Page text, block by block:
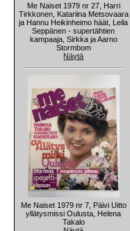
Me Naiset 1979 nr 27, Harri
Tirkkonen, Katariina Metsovaara
ja Hannu Heikinheimo häät, Leila
Seppänen - supertähtien
kampaaja, Sirkka ja Aarno
Stormbom
Näytä
Me Naiset 1979 nr 7, Päivi Uitto
yllätysmissi Oulusta, Helena
Takalo